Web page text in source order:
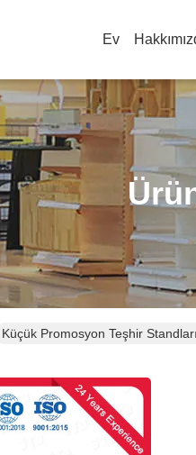
Ev
Küçük Promosyon Teşhir